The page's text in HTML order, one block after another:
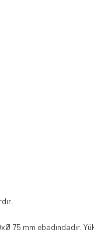
75 mm ebadındadır.